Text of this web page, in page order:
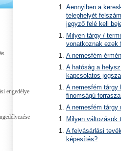
engedélye
Aennyiben a
telephelyét
jegyző felé kell
Milyen tárgy /
vonatkoznak ezek
A nemesfém
A hatóság a
kapcsolatos
A nemesfém tárgy
finomságú
A nemesfém tárgy
Milyen változások
A felvásárlási
képesítés?